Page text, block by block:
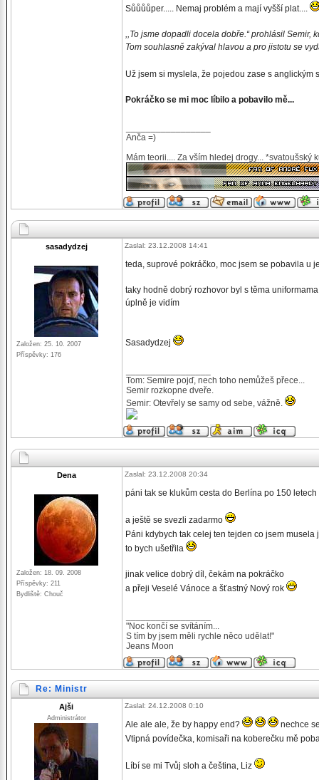
Sůůůůper..... Nemaj problém a mají vyšší plat....
,,To jsme dopadli docela dobře.“ prohlásil Semir,
Tom souhlasně zakýval hlavou a pro jistotu se
Už jsem si myslela, že pojedou zase s anglickým
Pokráčko se mi moc líbilo a pobavilo mě...
Anča =)
Mám teorii.... Za vším hledej drogy... *svatoušský
sasadydzej
Založen: 25. 10. 2007
Příspěvky: 176
Zaslal: 23.12.2008 14:41
teda, suprové pokráčko, moc jsem se pobavila u
taky hodně dobrý rozhovor byl s těma
úplně je vidím
Sasadydzej
Tom: Semire pojď, nech toho nemůžeš přece...
Semir rozkopne dveře.
Semir: Otevřely se samy od sebe, vážně.
Dena
Založen: 18. 09. 2008
Příspěvky: 211
Bydliště: Chouč
Zaslal: 23.12.2008 20:34
páni tak se klukům cesta do Berlína po 150
a ještě se svezli zadarmo
Páni kdybych tak celej ten tejden co jsem
to bych ušetřila
jinak velice dobrý díl, čekám na pokráčko
a přeji Veselé Vánoce a šťastný Nový rok
"Noc končí se svítáním...
S tím by jsem měli rychle něco udělat!"
Jeans Moon
Re: Ministr
Ajši
Administrátor
Zaslal: 24.12.2008 0:10
Ale ale ale, že by happy end?
nechce
Vtipná povídečka, komisaři na koberečku mě
Líbí se mi Tvůj sloh a čeština, Liz